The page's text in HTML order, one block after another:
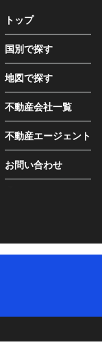
トップ
国別で探す
地図で探す
不動産会社一覧
不動産エージェント
お問い合わせ